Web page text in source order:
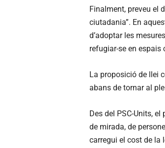
Finalment, preveu el
ciutadania”. En
d’adoptar les
refugiar-se en espais
La proposició de llei
abans de tornar al
Des del PSC-Units,
de mirada, de
carregui el cost de la